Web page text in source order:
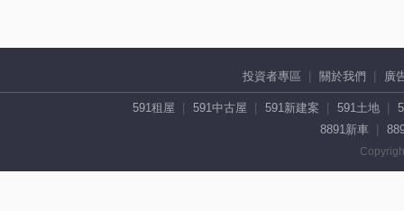
投資者專區 關於我們 廣
591租屋 591中古屋 591新建案 591土地
8891新車